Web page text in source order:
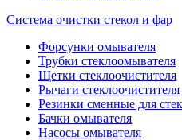
Система очистки стекол и фар
Форсунки омывателя
Трубки стеклоомывателя
Щетки стеклоочистителя
Рычаги стеклоочистителя
Резинки сменные для
Бачки омывателя
Насосы омывателя